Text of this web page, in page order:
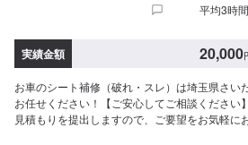
平均3時
実績金額 20,000
お車のシート補修（破れ・スレ）は埼玉県さい
お任せください！【ご安心してご相談ください
見積もりを提出しますので、ご要望をお気軽に